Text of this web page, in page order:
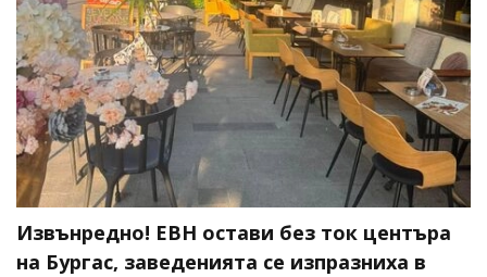
Извънредно! ЕВН остави без ток центъра
на Бургас, заведенията се изпразниха в